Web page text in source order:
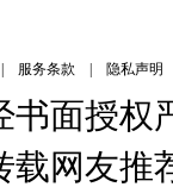
| 服务条款 | 隐私声明
书面授
载网友